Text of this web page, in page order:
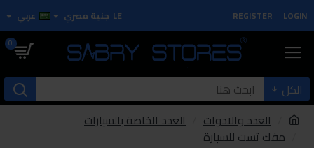
LOGIN
REGISTER
LE جنية مصري عربي
0
الكل
العدد والادوات
العدد الخاصة بالسيارات
مفك تست للسيارة